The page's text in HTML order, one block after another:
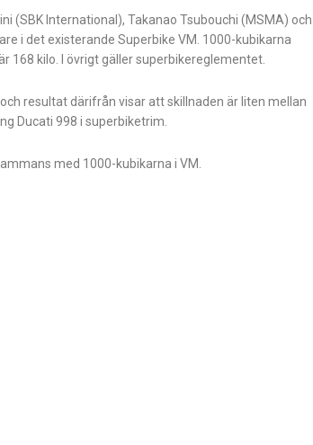
(SBK International), Takanao Tsubouchi (MSMA) och
i det existerande Superbike VM. 1000-kubikarna
168 kilo. I övrigt gäller superbikereglementet.
resultat därifrån visar att skillnaden är liten mellan
Ducati 998 i superbiketrim.
med 1000-kubikarna i VM.